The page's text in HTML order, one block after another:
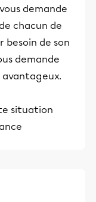
demande
chacun de
besoin de son
demande
situation